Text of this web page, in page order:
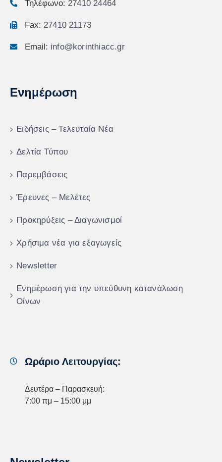
Τηλέφωνο: 27410 24464
Fax: 27410 21173
Email: info@korinthiacc.gr
Ενημέρωση
Ειδήσεις – Τελευταία Νέα
Δελτία Τύπου
Παρεμβάσεις
Έρευνες – Μελέτες
Προκηρύξεις – Διαγωνισμοί
Χρήσιμα νέα για εξαγωγείς
Newsletter
Ενημέρωση για την υπεύθυνη κατανάλωση
Οίνων
Ωράριο Λειτουργίας:
Δευτέρα – Παρασκευή:
7:00 πμ – 15:00 μμ